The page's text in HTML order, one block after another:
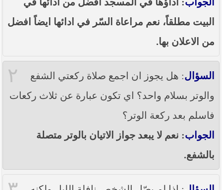
----- تصريح حول الأوضاع الراهنة في العراق
في كربلاء المقدسة فضيلة العلاّمة الشيخ عبد المهدي
) بعد سيطرة (داعش) على مناطق واسعة في محافظتي
المحافظات
بيان صادر من مكتب سماحة السيد السيستاني -دام ظلّه
محافظة نينوى
البيت مطلقاً، نعم مراعاة السّر في ادائها ايضاً افضل
من الاعلان بها.
٢ السؤال: هل يجوز ان اجمع صلاة ركعتي الشفع
والوتر بسلام واحد؟ اي تكون عبارة عن ثلاث ركعات
فاسلم بعد ركعة الوتر؟
الجواب: نعم لا يبعد جواز الاتيان بالوتر متصلة
بالشفع.